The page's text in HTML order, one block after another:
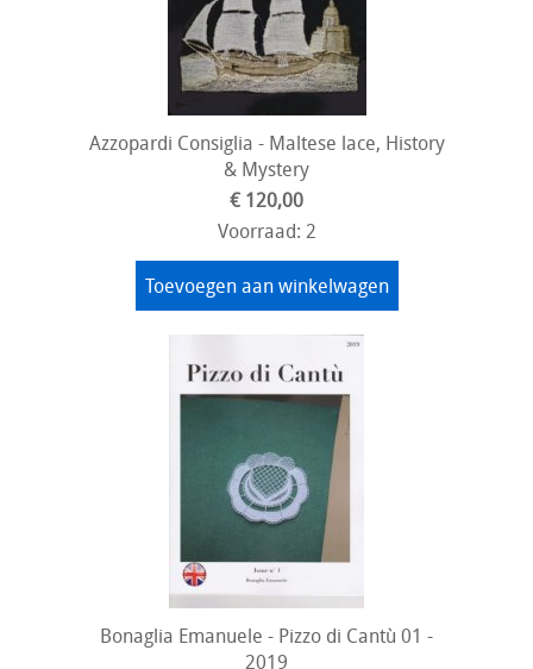
Azzopardi Consiglia - Maltese lace, History
& Mystery
€ 120,00
Voorraad: 2
Toevoegen aan winkelwagen
Bonaglia Emanuele - Pizzo di Cantù 01 -
2019